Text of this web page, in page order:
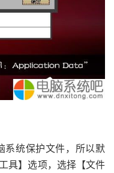
统保护文件，所以默
具】选项，选择【文件